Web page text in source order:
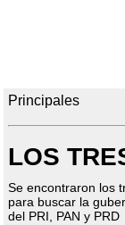
Principales
LOS
Se encontraron los
para buscar la
del PRI, PAN y PRD